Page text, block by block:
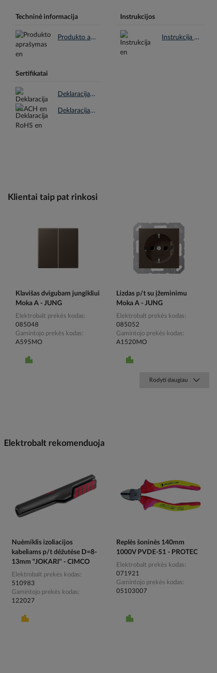
Techninė informacija
Produkto aprašymas en.pdf
Instrukcijos
Instrukcija en.pdf
Sertifikatai
Deklaracija REACH en.pdf
Deklaracija RoHS en.pdf
Klientai taip pat rinkosi
Klavišas dvigubam jungikliui
Moka A - JUNG
Elektrobalt prekės kodas
085048
Gamintojo prekės kodas
A595MO
Lizdas p/t su įžeminimu
Moka A - JUNG
Elektrobalt prekės kodas
085052
Gamintojo prekės kodas
A1520MO
Rodyti daugiau
Elektrobalt rekomenduoja
Nuėmiklis izoliacijos
kabeliams p/t dėžutėse D=8-
13mm "JOKARI" - CIMCO
Elektrobalt prekės kodas
510983
Gamintojo prekės kodas
122027
Replės šoninės 140mm
1000V PVDE-S1 - PROTEC
Elektrobalt prekės kodas
071921
Gamintojo prekės kodas
05103007